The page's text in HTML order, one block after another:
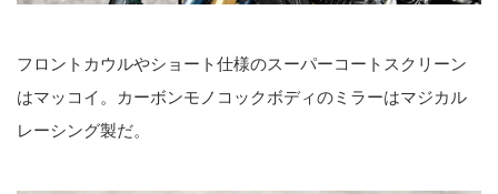
フロントカウルやショート仕様のスーパーコートスクリーン
はマッコイ。カーボンモノコックボディのミラーはマジカル
レーシング製だ。